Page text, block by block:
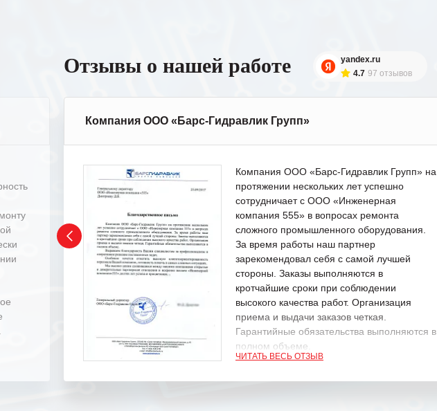
Отзывы о нашей работе
yandex.ru
4.7 97 отзывов
Компания ООО «Барс-Гидравлик Групп»
Компания ООО «Барс-Гидравлик Групп» на
протяжении нескольких лет успешно
сотрудничает с ООО «Инженерная
компания 555» в вопросах ремонта
сложного промышленного оборудования.
За время работы наш партнер
зарекомендовал себя с самой лучшей
стороны. Заказы выполняются в
кротчайшие сроки при соблюдении
высокого качества работ. Организация
приема и выдачи заказов четкая.
Гарантийные обязательства выполняются в
полном объеме.
ЧИТАТЬ ВЕСЬ ОТЗЫВ